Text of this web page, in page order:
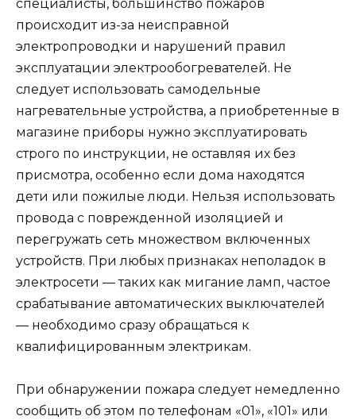
специалисты, большинство пожаров
происходит из-за неисправной
электропроводки и нарушений правил
эксплуатации электрообогревателей. Не
следует использовать самодельные
нагревательные устройства, а приобретенные в
магазине приборы нужно эксплуатировать
строго по инструкции, не оставляя их без
присмотра, особенно если дома находятся
дети или пожилые люди. Нельзя использовать
провода с поврежденной изоляцией и
перегружать сеть множеством включенных
устройств. При любых признаках неполадок в
электросети — таких как мигание ламп, частое
срабатывание автоматических выключателей
— необходимо сразу обращаться к
квалифицированным электрикам.
При обнаружении пожара следует немедленно
сообщить об этом по телефонам «01», «101» или